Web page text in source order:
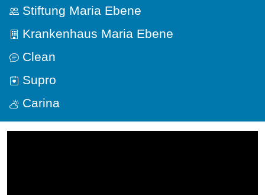
Stiftung Maria Ebene
Krankenhaus Maria Ebene
Clean
Supro
Carina